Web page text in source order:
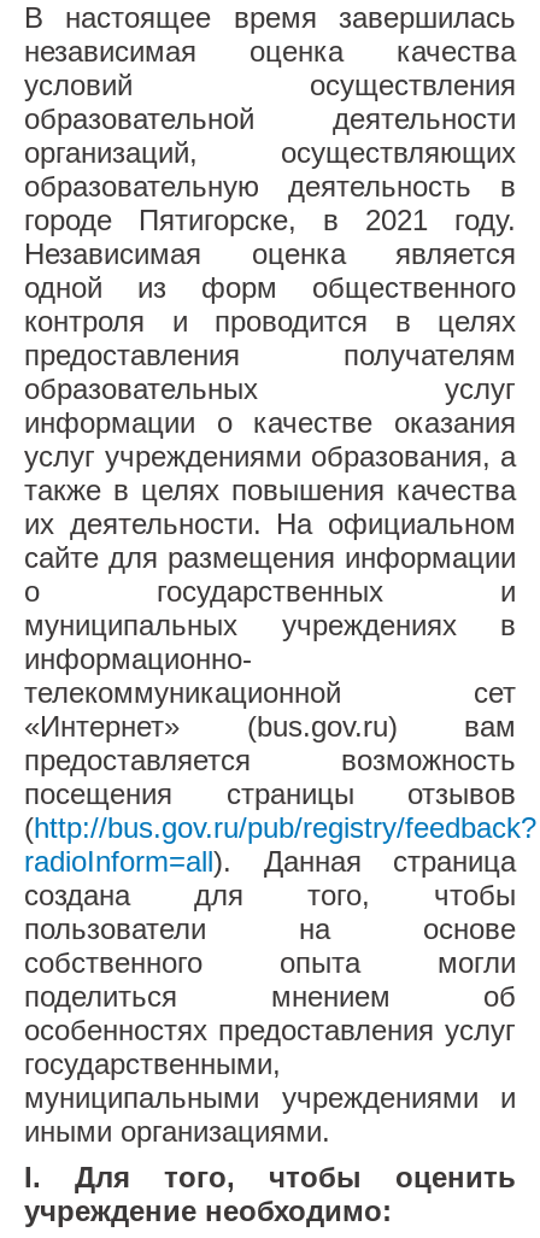
В настоящее время завершилась
независимая оценка качества
условий осуществления
образовательной деятельности
организаций, осуществляющих
образовательную деятельность в
городе Пятигорске, в 2021 году.
Независимая оценка является
одной из форм общественного
контроля и проводится в целях
предоставления получателям
образовательных услуг
информации о качестве оказания
услуг учреждениями образования, а
также в целях повышения качества
их деятельности. На официальном
сайте для размещения информации
о государственных и
муниципальных учреждениях в
информационно-
телекоммуникационной сет
«Интернет» (bus.gov.ru) вам
предоставляется возможность
посещения страницы отзывов
(http://bus.gov.ru/pub/registry/feedback?
radioInform=all). Данная страница
создана для того, чтобы
пользователи на основе
собственного опыта могли
поделиться мнением об
особенностях предоставления услуг
государственными,
муниципальными учреждениями и
иными организациями.
I. Для того, чтобы оценить
учреждение необходимо: